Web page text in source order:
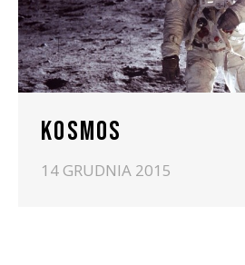
KOSMOS
14 GRUDNIA 2015